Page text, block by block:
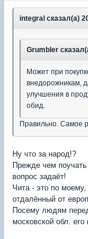
integral сказал(а)
Grumbler
Может при
внедорожникам,
улучшения в
обид.
Правильно. Самое
Ну что за народ!?
Прежде чем
вопрос задаёт!
Чита - это по
отдалённый от
Посему людям
московской обл. его